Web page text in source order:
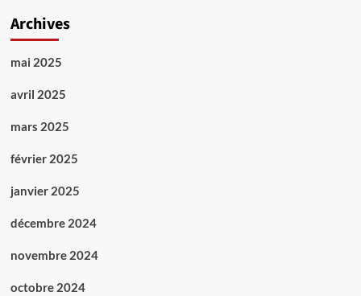
Archives
mai 2025
avril 2025
mars 2025
février 2025
janvier 2025
décembre 2024
novembre 2024
octobre 2024